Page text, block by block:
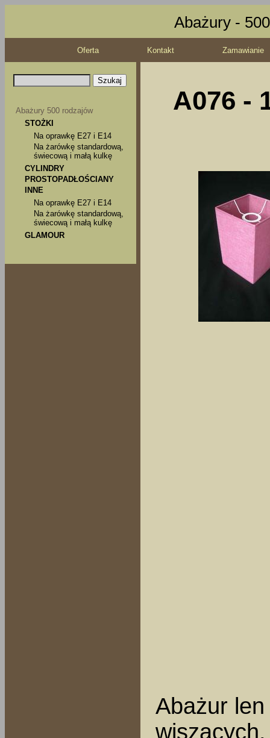
Abażury -
Oferta Kontakt Zamawianie
Abażury 500 rodzajów
STOŻKI
Na oprawkę E27 i E14
Na żarówkę standardową,
świecową i małą kulkę
CYLINDRY
PROSTOPADŁOŚCIANY
INNE
Na oprawkę E27 i E14
Na żarówkę standardową,
świecową i małą kulkę
GLAMOUR
A076 -
Abażur
wiszących.